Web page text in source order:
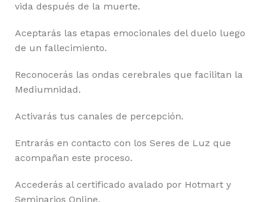
vida después de la muerte.
Aceptarás las etapas emocionales del duelo luego
de un fallecimiento.
Reconocerás las ondas cerebrales que facilitan la
Mediumnidad.
Activarás tus canales de percepción.
Entrarás en contacto con los Seres de Luz que
acompañan este proceso.
Accederás al certificado avalado por Hotmart y
Seminarios Online.